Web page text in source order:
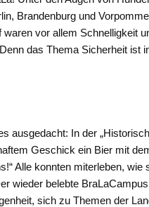
Brandenburg und
vor allem Schnelligkeit
das Thema Sicherheit ist
ausgedacht: In der
Geschick ein Bier mit
Alle konnten miterleben, wie
wieder belebte
sich zu Themen der